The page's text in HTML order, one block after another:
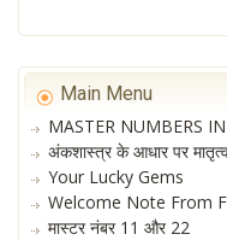
Main Menu
MASTER NUMBERS
अंकशास्त्र के आधार पर
Your Lucky Gems
Welcome Note From
मास्टर नंबर 11 और 22